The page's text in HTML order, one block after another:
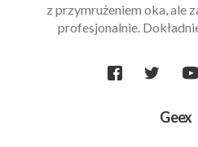
z przymrużeniem oka, ale
profesjonalnie.
Geex